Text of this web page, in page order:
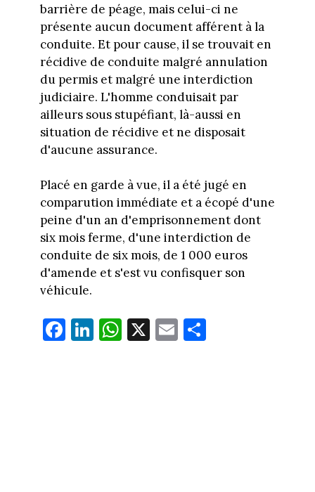
barrière de péage, mais celui-ci ne
présente aucun document afférent à la
conduite. Et pour cause, il se trouvait en
récidive de conduite malgré annulation
du permis et malgré une interdiction
judiciaire. L'homme conduisait par
ailleurs sous stupéfiant, là-aussi en
situation de récidive et ne disposait
d'aucune assurance.
Placé en garde à vue, il a été jugé en
comparution immédiate et a écopé d'une
peine d'un an d'emprisonnement dont
six mois ferme, d'une interdiction de
conduite de six mois, de 1 000 euros
d'amende et s'est vu confisquer son
véhicule.
Fa
ce
Li
nk
W
ha
X E
m
Pa
rt